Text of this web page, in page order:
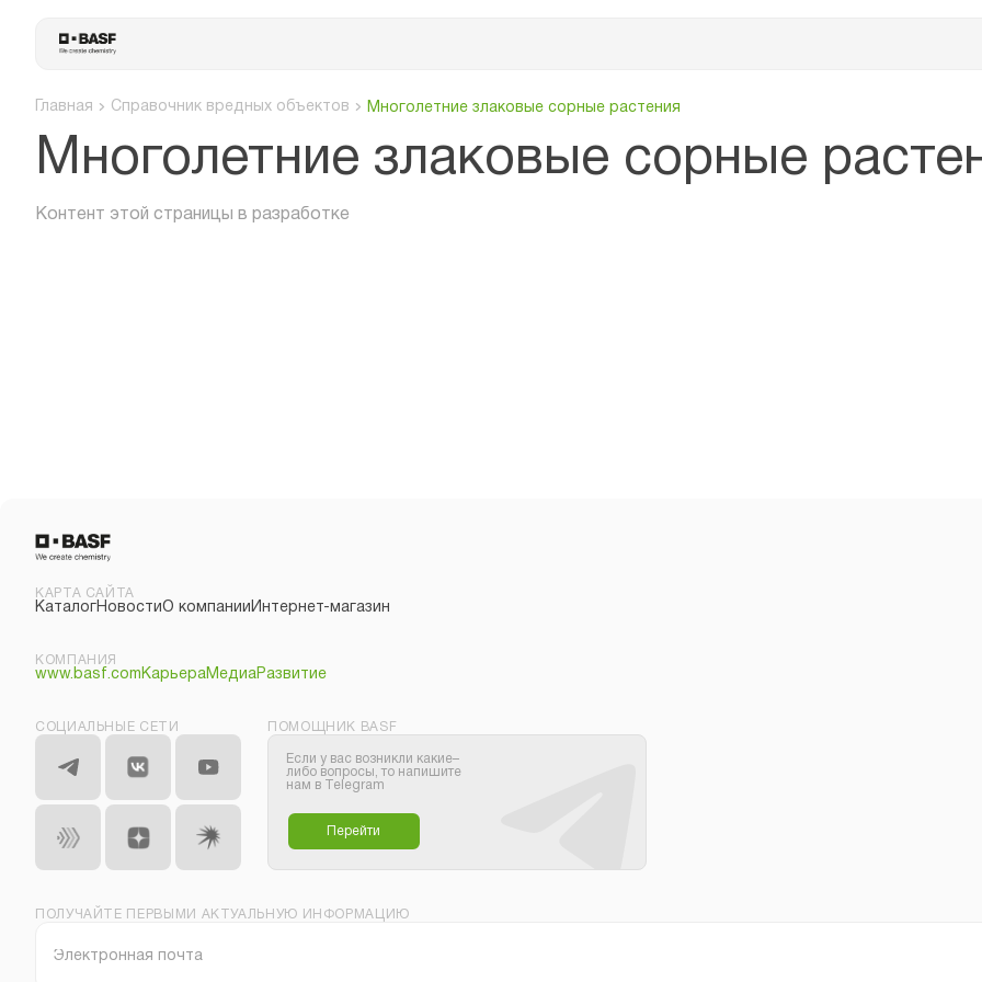
Главная Справочник вредных объектов Многолетние злаковые сорные растения
Многолетние злаковые сорные
Контент этой страницы в разработке
КАРТА САЙТА
КаталогНовостиО компании Интернет-магазин
КОМПАНИЯ
www.basf.com КарьераМедиаРазвитие
СОЦИАЛЬНЫЕ СЕТИ ПОМОЩНИК BASF
Если у вас возникли какие–
либо вопросы, то напишите
нам в Telegram
Перейти
ПОЛУЧАЙТЕ ПЕРВЫМИ АКТУАЛЬНУЮ ИНФОРМАЦИЮ